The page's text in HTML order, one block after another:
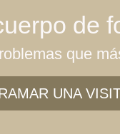
de
que
UNA